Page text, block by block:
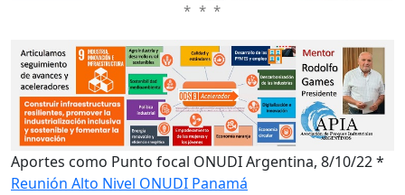
* * *
Aportes como Punto focal ONUDI Argentina, 8/10/22 *
Reunión Alto Nivel ONUDI Panamá